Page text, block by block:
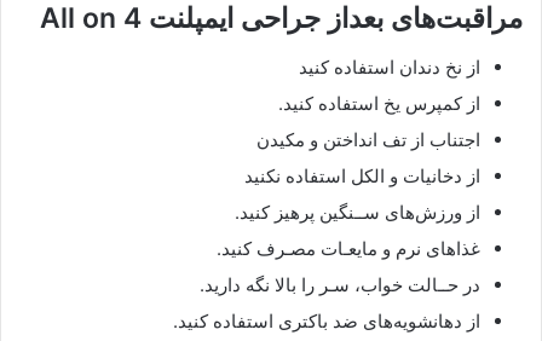
مراقبت‌های بعداز جراحی ایمپلنت All on 4
از نخ دندان استفاده کنید
از کمپرس یخ استفاده کنید.
اجتناب از تف انداختن و مکیدن
از دخانیات و الکل استفاده نکنید
از ورزش‌های ســنگین پرهیز کنید.
غذاهای نرم و مایعـات مصـرف کنید.
در حــالت خواب، سـر را بالا نگه دارید.
از دهانشویه‌های ضد باکتری استفاده کنید.